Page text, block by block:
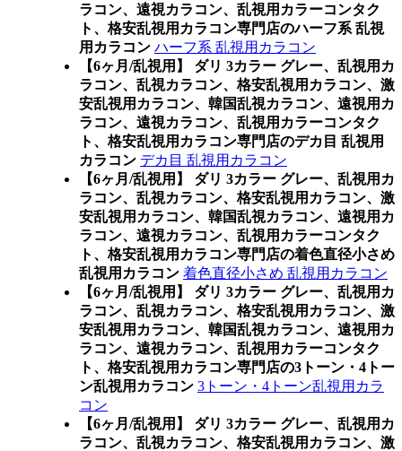
ラコン、遠視カラコン、乱視用カラーコンタク
ト、格安乱視用カラコン専門店のハーフ系 乱視
用カラコン ハーフ系 乱視用カラコン
【6ヶ月/乱視用】 ダリ 3カラー グレー、乱視用カ
ラコン、乱視カラコン、格安乱視用カラコン、激
安乱視用カラコン、韓国乱視カラコン、遠視用カ
ラコン、遠視カラコン、乱視用カラーコンタク
ト、格安乱視用カラコン専門店のデカ目 乱視用
カラコン デカ目 乱視用カラコン
【6ヶ月/乱視用】 ダリ 3カラー グレー、乱視用カ
ラコン、乱視カラコン、格安乱視用カラコン、激
安乱視用カラコン、韓国乱視カラコン、遠視用カ
ラコン、遠視カラコン、乱視用カラーコンタク
ト、格安乱視用カラコン専門店の着色直径小さめ
乱視用カラコン 着色直径小さめ 乱視用カラコン
【6ヶ月/乱視用】 ダリ 3カラー グレー、乱視用カ
ラコン、乱視カラコン、格安乱視用カラコン、激
安乱視用カラコン、韓国乱視カラコン、遠視用カ
ラコン、遠視カラコン、乱視用カラーコンタク
ト、格安乱視用カラコン専門店の3トーン・4トー
ン乱視用カラコン 3トーン・4トーン乱視用カラ
コン
【6ヶ月/乱視用】 ダリ 3カラー グレー、乱視用カ
ラコン、乱視カラコン、格安乱視用カラコン、激